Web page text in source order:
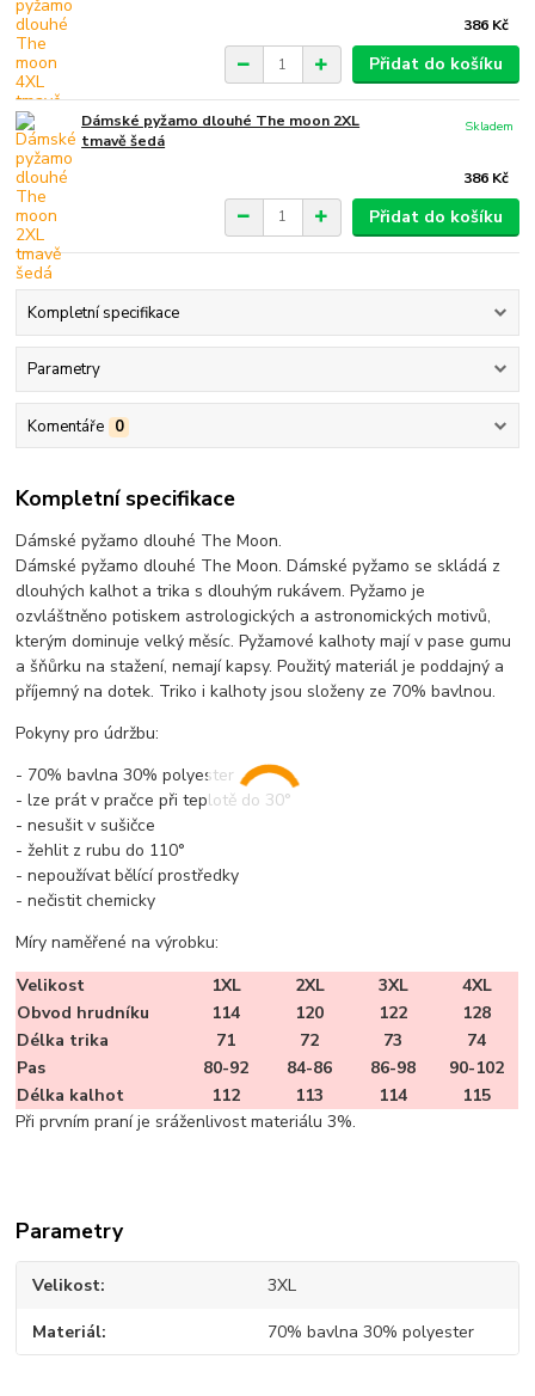
386 Kč
Přidat do košíku
Dámské pyžamo dlouhé The moon 2XL
tmavě šedá
386 Kč
Skladem
Přidat do košíku
Kompletní specifikace
Parametry
Komentáře 0
Kompletní specifikace
Dámské pyžamo dlouhé The Moon.
Dámské pyžamo dlouhé The Moon. Dámské pyžamo se skládá z
dlouhých kalhot a trika s dlouhým rukávem. Pyžamo je
ozvláštněno potiskem astrologických a astronomických motivů,
kterým dominuje velký měsíc. Pyžamové kalhoty mají v pase gumu
a šňůrku na stažení, nemají kapsy. Použitý materiál je poddajný a
příjemný na dotek. Triko i kalhoty jsou složeny ze 70% bavlnou.
Pokyny pro údržbu:
- 70% bavlna 30% polyester
- lze prát v pračce při teplotě do 30°
- nesušit v sušičce
- žehlit z rubu do 110°
- nepoužívat bělící prostředky
- nečistit chemicky
Míry naměřené na výrobku:
Velikost
1XL 2XL 3XL
4XL
Obvod hrudníku
114 120 122
128
Délka trika
71 72 73
74
Pas
80-92 84-86 86-98
90-102
Délka kalhot
112 113 114
115
Při prvním praní je sráženlivost materiálu 3%.
Parametry
Velikost 3XL
Materiál 70% bavlna 30% polyester